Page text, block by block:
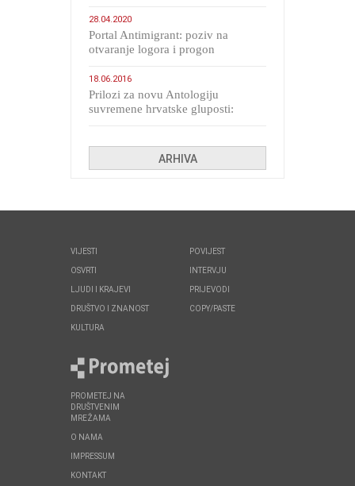
28.04.2020
Portal Antimigrant: poziv na
otvaranje logora i progon
18.06.2016
Prilozi za novu Antologiju
suvremene hrvatske gluposti:
ARHIVA
VIJESTI
OSVRTI
LJUDI I KRAJEVI
DRUŠTVO I ZNANOST
KULTURA
POVIJEST
INTERVJU
PRIJEVODI
COPY/PASTE
PROMETEJ NA
DRUŠTVENIM
MREŽAMA
O NAMA
IMPRESSUM
KONTAKT